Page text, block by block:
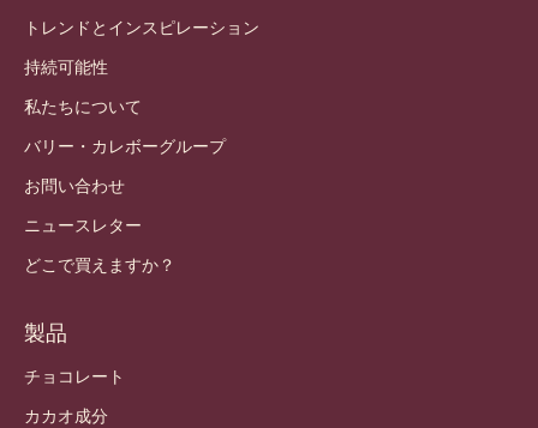
トレンドとインスピレーション
持続可能性
私たちについて
バリー・カレボーグループ
お問い合わせ
ニュースレター
どこで買えますか？
製品
チョコレート
カカオ成分